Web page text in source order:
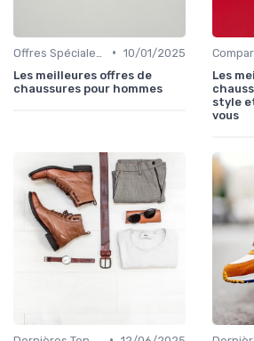
• 10/01/2025
Les meilleures offres de
chaussures pour hommes
Les
style
vous